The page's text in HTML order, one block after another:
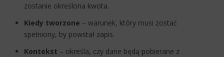
zostanie określona kwota.
Kiedy tworzone ​– warunek, który musi zostać
spełniony, by powstał zapis.
Kontekst – określa, czy dane będą pobierane z